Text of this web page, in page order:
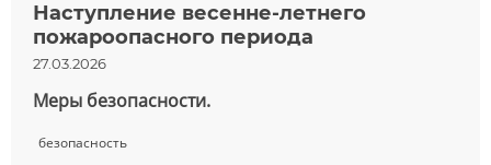
Наступление весенне-летнего
пожароопасного периода
27.03.2026
Меры безопасности.
безопасность